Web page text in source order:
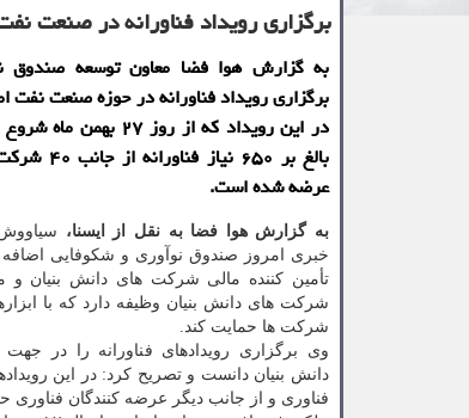
برگزاری رویداد فناورانه در صنعت
به گزارش هوا فضا معاون توسعه صندوق
برگزاری رویداد فناورانه در حوزه صنعت نفت
در این رویداد كه از روز
بالغ بر
عرضه شده است.
به گزارش هوا فضا به نقل از ایسنا،
خبری امروز صندوق نوآوری و شكوفایی اضافه
تأمین كننده مالی شركت های دانش بنیان و
شركت های دانش بنیان وظیفه دارد كه با
شركت ها حمایت كند.
وی برگزاری رویدادهای فناورانه را در
دانش بنیان دانست و تصریح كرد: در این
فناوری و از جانب دیگر عرضه كنندگان فناوری